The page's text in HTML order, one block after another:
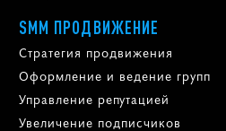
SMM ПРОДВИЖЕНИЕ
Стратегия продвижения
Оформление и ведение групп
Управление репутацией
Увеличение подписчиков